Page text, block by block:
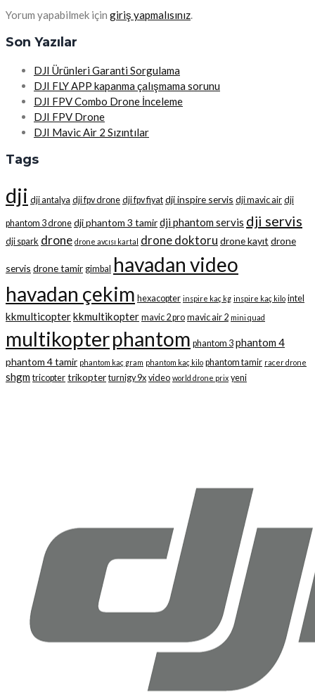
Yorum yapabilmek için giriş yapmalısınız.
Son Yazılar
DJI Ürünleri Garanti Sorgulama
DJI FLY APP kapanma çalışmama sorunu
DJI FPV Combo Drone İnceleme
DJI FPV Drone
DJI Mavic Air 2 Sızıntılar
Tags
dji dji antalya dji fpv drone dji fpv fiyat dji inspire servis dji mavic air dji
phantom 3 drone dji phantom 3 tamirdji phantom servis dji servis
dji spark drone drone avcısı kartal drone doktoru drone kayıt drone
servis drone tamir gimbal havadan video
havadan çekim hexacopter inspire kaç kg inspire kaç kilo intel
kkmulticopterkkmultikopter mavic 2 pro mavic air 2 mini quad
multikopterphantom phantom 3 phantom 4
phantom 4 tamir phantom kaç gram phantom kaç kilo phantom tamir racer drone
shgm tricopter trikopter turnigy 9x video world drone prix yeni